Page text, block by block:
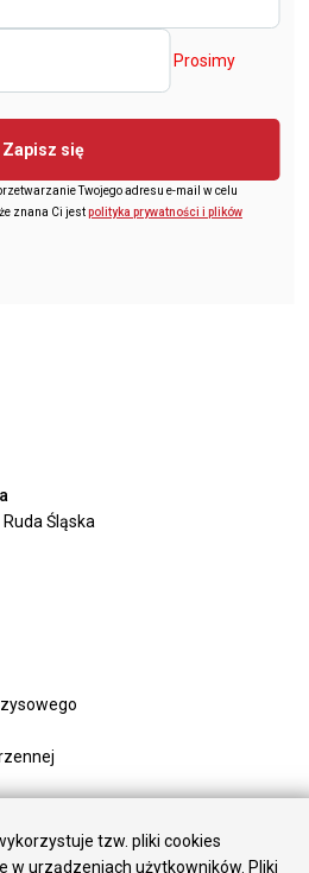
Prosimy
Zapisz się
Twojego adresu e-mail w celu
znana Ci jestpolityka prywatności i plików
Śląska
tzw. pliki cookies
w urządzeniach użytkowników. Pliki